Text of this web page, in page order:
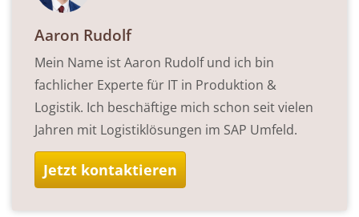
Aaron Rudolf
Mein Name ist Aaron Rudolf und ich bin
fachlicher Experte für IT in Produktion &
Logistik. Ich beschäftige mich schon seit vielen
Jahren mit Logistiklösungen im SAP Umfeld.
Jetzt kontaktieren